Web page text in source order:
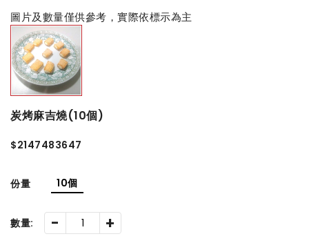
圖片及數量僅供參考，實際依標示為主
炭烤麻吉燒(10個)
$2147483647
份量 10個
數量: - +